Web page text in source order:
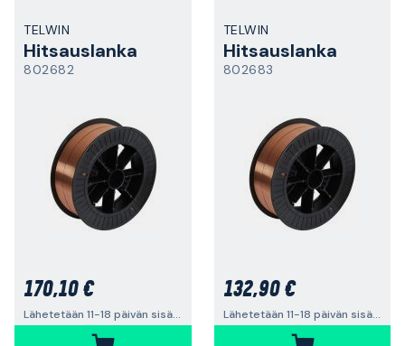
TELWIN
Hitsauslanka
802682
170,10 €
Lähetetään 11-18 päivän sisällä
TELWIN
Hitsauslanka
802683
132,90 €
Lähetetään 11-18 päivän sisällä